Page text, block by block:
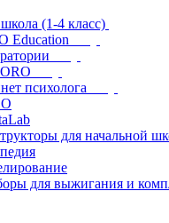
(1-4 класс)
Education
психолога
для начальной
для выжигания и